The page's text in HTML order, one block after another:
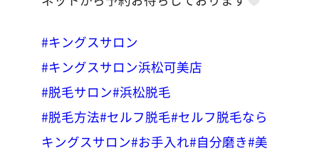
#キングスサロン
#キングスサロン浜松可美店
#脱毛サロン#浜松脱毛
#脱毛方法#セルフ脱毛#セルフ脱毛なら
キングスサロン#お手入れ#自分磨き#美